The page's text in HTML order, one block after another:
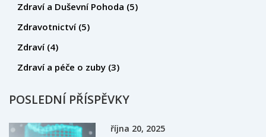
Zdraví a Duševní Pohoda (5)
Zdravotnictví (5)
Zdraví (4)
Zdraví a péče o zuby (3)
POSLEDNÍ PŘÍSPĚVKY
října 20, 2025